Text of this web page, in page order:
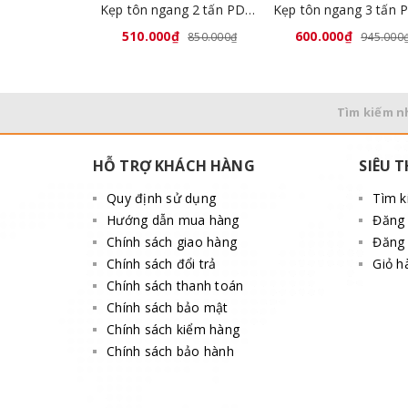
Kẹp tôn ngang 2 tấn PDB-2
510.000₫ 850.000₫ 600.000₫
Tìm kiếm
HỖ TRỢ KHÁCH HÀNG
Quy định sử dụng
Hướng dẫn mua hàng
Chính sách giao hàng
Chính sách đổi trả
Chính sách thanh toán
Chính sách bảo mật
Chính sách kiểm hàng
Chính sách bảo hành
SIÊU
Tìm
Đăng
Đăng
Giỏ